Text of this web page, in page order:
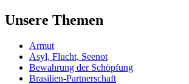
Unsere Themen
Armut
Asyl, Flucht, Seenot
Bewahrung der Schöpfung
Brasilien-Partnerschaft